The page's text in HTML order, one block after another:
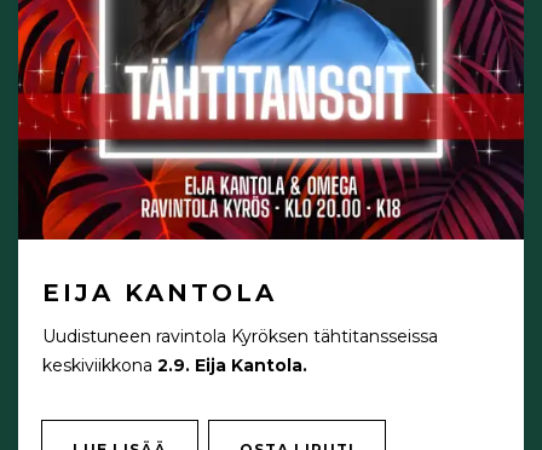
EIJA KANTOLA
Uudistuneen ravintola Kyröksen tähtitansseissa
keskiviikkona 2.9. Eija Kantola.